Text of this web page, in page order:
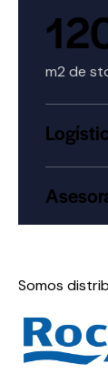
m2 de
Somos